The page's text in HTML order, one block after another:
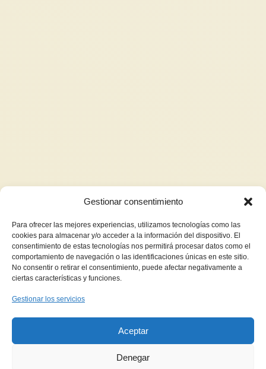
Gestionar consentimiento
Para ofrecer las mejores experiencias, utilizamos tecnologías como las
cookies para almacenar y/o acceder a la información del dispositivo. El
consentimiento de estas tecnologías nos permitirá procesar datos como el
comportamiento de navegación o las identificaciones únicas en este sitio.
No consentir o retirar el consentimiento, puede afectar negativamente a
ciertas características y funciones.
Gestionar los servicios
Aceptar
Denegar